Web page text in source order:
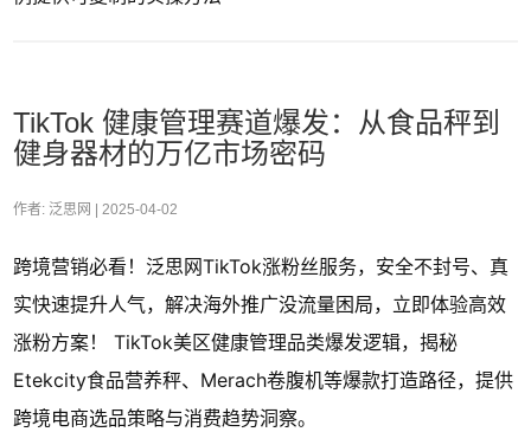
TikTok 健康管理赛道爆发：从食品秤到
健身器材的万亿市场密码
作者: 泛思网 | 2025-04-02
跨境营销必看！泛思网TikTok涨粉丝服务，安全不封号、真
实快速提升人气，解决海外推广没流量困局，立即体验高效
涨粉方案！ TikTok美区健康管理品类爆发逻辑，揭秘
Etekcity食品营养秤、Merach卷腹机等爆款打造路径，提供
跨境电商选品策略与消费趋势洞察。